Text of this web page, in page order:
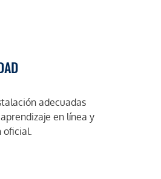
adecuadas
en línea y
oficial.